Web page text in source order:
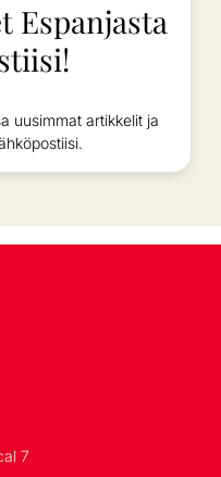
Espanjasta
uusimmat artikkelit ja
7